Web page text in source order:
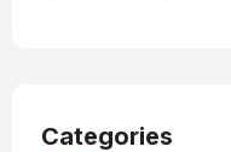
Categories